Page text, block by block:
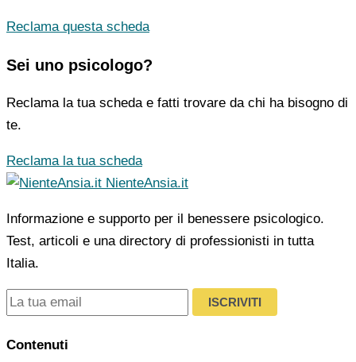
Reclama questa scheda
Sei uno psicologo?
Reclama la tua scheda e fatti trovare da chi ha bisogno di
te.
Reclama la tua scheda
NienteAnsia.it
Informazione e supporto per il benessere psicologico.
Test, articoli e una directory di professionisti in tutta
Italia.
ISCRIVITI
Contenuti